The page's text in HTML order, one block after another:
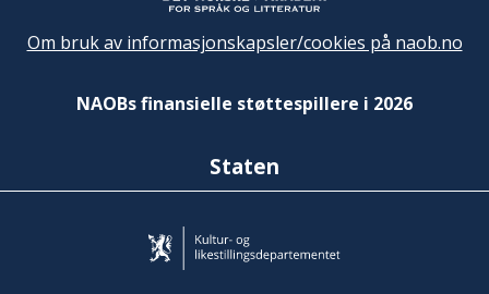
Om bruk av informasjonskapsler/cookies på naob.no
NAOBs finansielle støttespillere i 2026
Staten